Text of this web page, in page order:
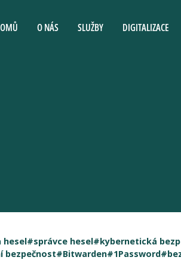
O NÁS SLUŽBY DIGITALIZACE
hesel#správce hesel#kybernetická
bezpečnost#Bitwarden#1Password